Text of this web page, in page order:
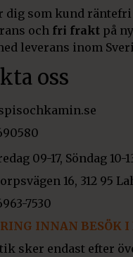
dig som kund
och fri frakt på
leverans inom
oss
09-17, Söndag 10-
16, 312 95
7530
INNAN BESÖK
sker endast efter